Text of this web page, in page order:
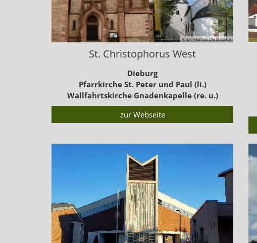
© Dr. Mathias Diefenbach
St. Christophorus West
Dieburg
Pfarrkirche St. Peter und Paul (li.)
Wallfahrtskirche Gnadenkapelle (re. u.)
zur Webseite